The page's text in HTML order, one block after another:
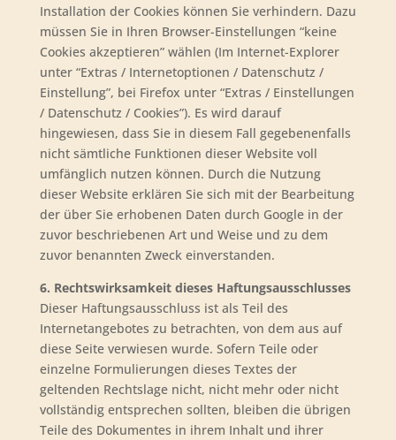
Installation der Cookies können Sie verhindern. Dazu
müssen Sie in Ihren Browser-Einstellungen “keine
Cookies akzeptieren” wählen (Im Internet-Explorer
unter “Extras / Internetoptionen / Datenschutz /
Einstellung”, bei Firefox unter “Extras / Einstellungen
/ Datenschutz / Cookies”). Es wird darauf
hingewiesen, dass Sie in diesem Fall gegebenenfalls
nicht sämtliche Funktionen dieser Website voll
umfänglich nutzen können. Durch die Nutzung
dieser Website erklären Sie sich mit der Bearbeitung
der über Sie erhobenen Daten durch Google in der
zuvor beschriebenen Art und Weise und zu dem
zuvor benannten Zweck einverstanden.
6. Rechtswirksamkeit dieses Haftungsausschlusses
Dieser Haftungsausschluss ist als Teil des
Internetangebotes zu betrachten, von dem aus auf
diese Seite verwiesen wurde. Sofern Teile oder
einzelne Formulierungen dieses Textes der
geltenden Rechtslage nicht, nicht mehr oder nicht
vollständig entsprechen sollten, bleiben die übrigen
Teile des Dokumentes in ihrem Inhalt und ihrer